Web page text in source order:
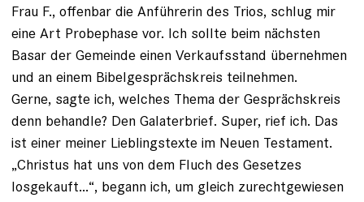
Frau F., offenbar die Anführerin des Trios, schlug mir
eine Art Probephase vor. Ich sollte beim nächsten
Basar der Gemeinde einen Verkaufsstand übernehmen
und an einem Bibelgesprächskreis teilnehmen.
Gerne, sagte ich, welches Thema der Gesprächskreis
denn behandle? Den Galaterbrief. ­Super, rief ich. Das
ist einer meiner Lieblingstexte im Neuen Testament.
„Christus hat uns von dem Fluch des Gesetzes
losgekauft...“, begann ich, um gleich zurechtgewiesen